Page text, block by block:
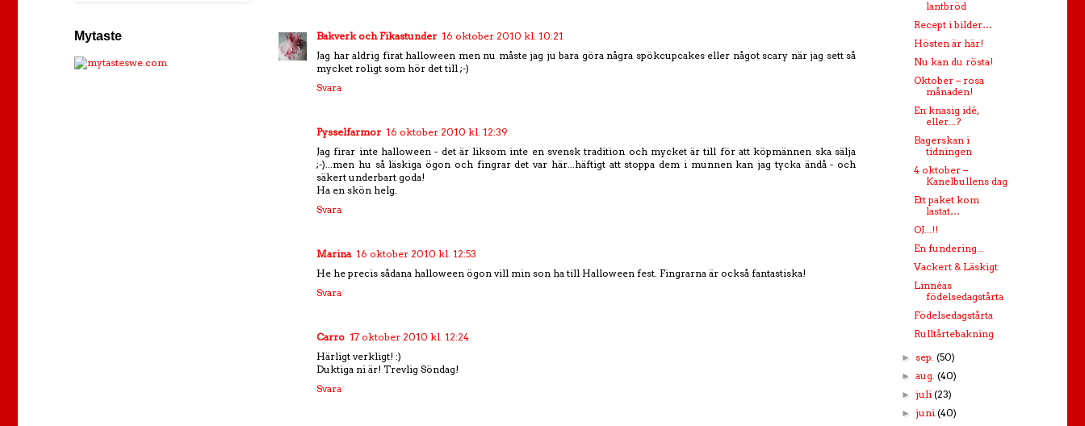
Bakverk och Fikastunder 16 oktober 2010 kl. 10:21
Jag har aldrig firat halloween men nu måste jag ju bara göra några spökcupcakes eller något scary när jag sett så
mycket roligt som hör det till ;-)
Svara
Pysselfarmor 16 oktober 2010 kl. 12:39
Jag firar inte halloween - det är liksom inte en svensk tradition och mycket är till för att köpmännen ska sälja
;-)...men hu så läskiga ögon och fingrar det var här...häftigt att stoppa dem i munnen kan jag tycka ändå - och
säkert underbart goda!
Ha en skön helg.
Svara
Marina 16 oktober 2010 kl. 12:53
He he precis sådana halloween ögon vill min son ha till Halloween fest. Fingrarna är också fantastiska!
Svara
Carro 17 oktober 2010 kl. 12:24
Härligt verkligt! :)
Duktiga ni är! Trevlig Söndag!
Svara
Mytaste
lantbröd
Recept i bilder…
Hösten är här!
Nu kan du rösta!
Oktober – rosa
månaden!
En knasig idé,
eller...?
Bagerskan i
tidningen
4 oktober –
Kanelbullens dag
Ett paket kom
lastat…
OJ...!!
En fundering...
Vackert & Läskigt
Linnéas
födelsedagstårta
Födelsedagstårta
Rulltårtebakning
►sep.(50)
►aug.(40)
► juli(23)
► juni(40)